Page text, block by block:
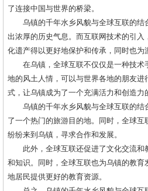
了连接中国与世界的桥梁。
乌镇的千年水乡风貌与全球互联的
出浓厚的历史气息。而互联网技术的引
化遗产得以更好地保护和传承，同时也
在乌镇，全球互联不仅仅是一种技
地的风土人情，可以与世界各地的朋友
式，让乌镇成为了一个充满活力和创造力
乌镇的千年水乡风貌与全球互联的
了一个热门的旅游目的地。同时，全球
纷纷来到乌镇，寻求合作和发展。
此外，全球互联还促进了文化交流
和知识。同时，全球互联也为乌镇的教
地居民提供更好的教育资源。